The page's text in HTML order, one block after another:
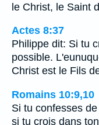
le Christ, le Saint
Actes 8:37
Philippe dit: Si tu
possible.
Christ est le Fils
Romains 10:9,10
Si tu confesses
si tu crois dans